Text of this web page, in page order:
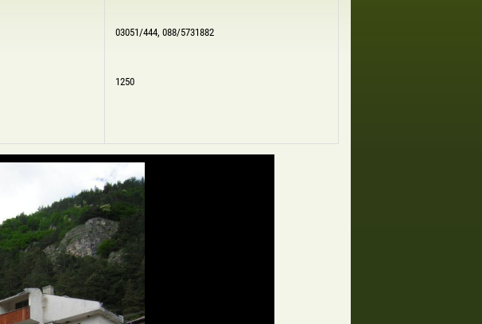
03051/444, 088/5731882
1250